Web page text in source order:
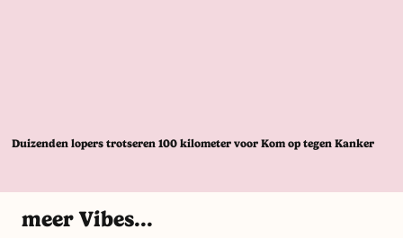
Duizenden lopers trotseren 100 kilometer voor Kom op tegen Kanker
meer Vibes...